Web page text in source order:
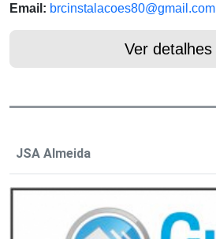
Email: brcinstalacoes80@gmail.com
Ver detalhes
JSA Almeida